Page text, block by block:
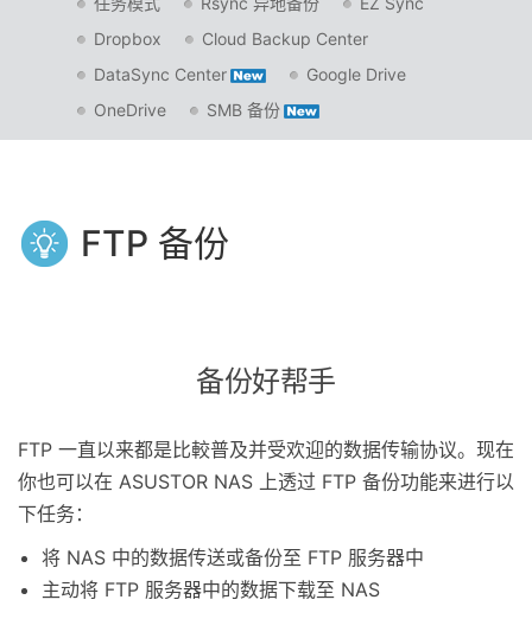
Dropbox
Cloud Backup Center
DataSync Center
Google Drive
OneDrive
SMB 备份
FTP 备份
备份好帮手
FTP 一直以来都是比較普及并受欢迎的数据传输协议。现在
你也可以在 ASUSTOR NAS 上透过 FTP 备份功能来进行以
下任务：
将 NAS 中的数据传送或备份至 FTP 服务器中
主动将 FTP 服务器中的数据下载至 NAS